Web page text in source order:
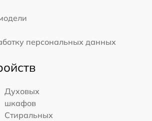
персональных данных
Духовых
шкафов
Стиральных